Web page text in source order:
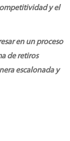
y el
en un proceso
de retiros
escalonada y